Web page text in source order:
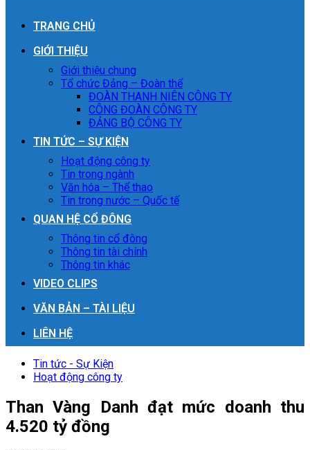
TRANG CHỦ
GIỚI THIỆU
Giới thiệu chung
Tổ chức Đảng – Đoàn thể
ĐOÀN THANH NIÊN CÔNG TY
CÔNG ĐOÀN CÔNG TY
ĐẢNG BỘ CÔNG TY
TIN TỨC – SỰ KIỆN
Hoạt động công ty
Tin trong ngành
Văn hóa – Thể thao
Tin trong nước – Quốc tế
QUAN HỆ CỔ ĐÔNG
Thông tin cổ đông
Thông tin tài chính
Thông tin khác
VIDEO CLIPS
VĂN BẢN – TÀI LIỆU
LIÊN HỆ
Tin tức - Sự Kiện
Hoạt động công ty
Than Vàng Danh đạt mức doanh thu
4.520 tỷ đồng